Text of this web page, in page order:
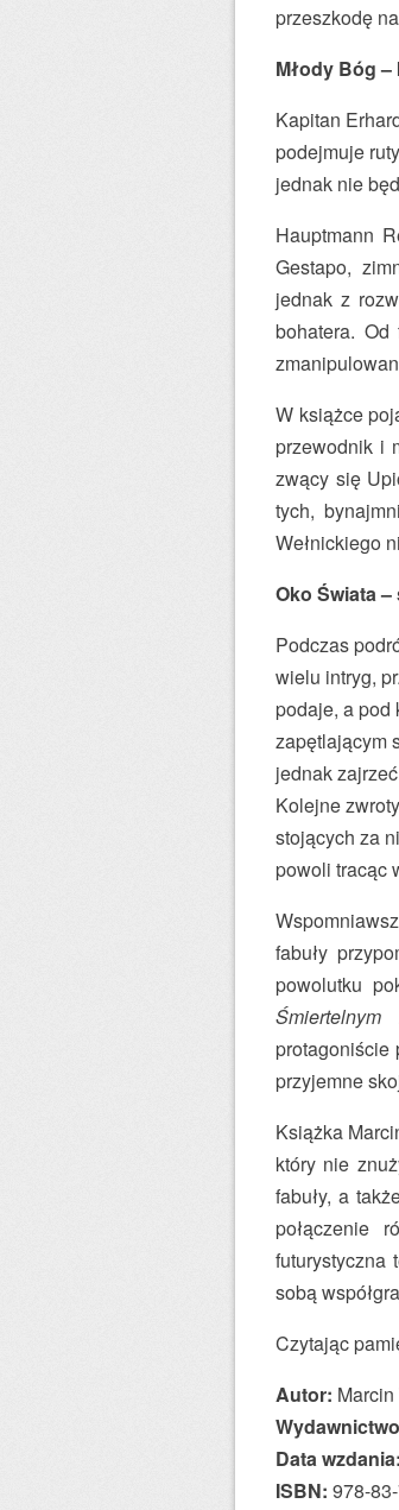
przeszkodę
Młody Bóg
Kapitan
podejmuje
jednak nie
Hauptmann
Gestapo,
jednak z
bohatera.
W książce
przewodnik i
zwący się
tych,
Wełnickiego
Oko Świata
Podczas
wielu intryg,
podaje, a pod
zapętlającym
jednak
Kolejne
stojących za
powoli tracąc
fabuły
powolutku
Śmiertelnym
protagoniście
przyjemne
Książka
który nie
fabuły, a
połączenie
futurystyczna
sobą
Czytając
Autor: Marcin
Data wzdania:
ISBN: 978-